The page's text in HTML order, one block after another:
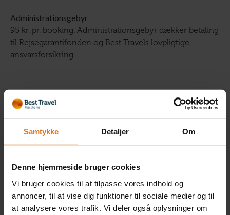
Samtykke Detaljer Om
Denne hjemmeside bruger cookies
Vi bruger cookies til at tilpasse vores indhold og
annoncer, til at vise dig funktioner til sociale medier og til
at analysere vores trafik. Vi deler også oplysninger om
Administrationsgebyr
95 kr. pr. booking. Administrationsgebyr dækker betaling
til Rejsegarantifonden og Best Travels lovpligtige
ansvarsforsikring.
Værelse
1 x Dobbeltværelse
Inkluderet i rejsens pris
(Kun på forespørgsel)